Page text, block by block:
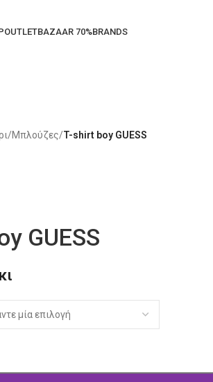
OUTLETBAZAAR 70%BRANDS
/Μπλούζες/T-shirt boy GUESS
GUESS